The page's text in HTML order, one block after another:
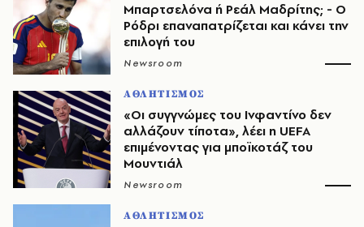
Μπαρτσελόνα ή Ρεάλ Μαδρίτης; - Ο
Ρόδρι επαναπατρίζεται και κάνει την
επιλογή του
Newsroom
ΑΘΛΗΤΙΣΜΟΣ
«Οι συγγνώμες του Ινφαντίνο δεν
αλλάζουν τίποτα», λέει η UEFA
επιμένοντας για μποϊκοτάζ του
Μουντιάλ
Newsroom
ΑΘΛΗΤΙΣΜΟΣ